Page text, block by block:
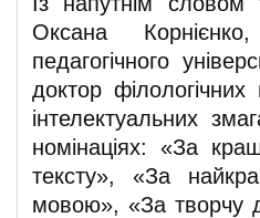
Оксана
педагогічного
доктор
інтелектуальних
номінаціях: «За
тексту», «За
мовою», «За творчу